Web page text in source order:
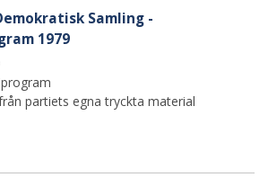
Samling -
1979
partiets egna tryckta material